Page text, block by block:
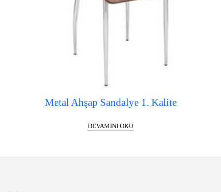
Metal Ahşap Sandalye 1. Kalite
DEVAMINI OKU